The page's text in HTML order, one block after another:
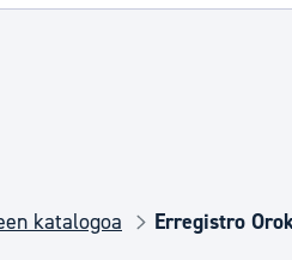
katalogoa Erregistro